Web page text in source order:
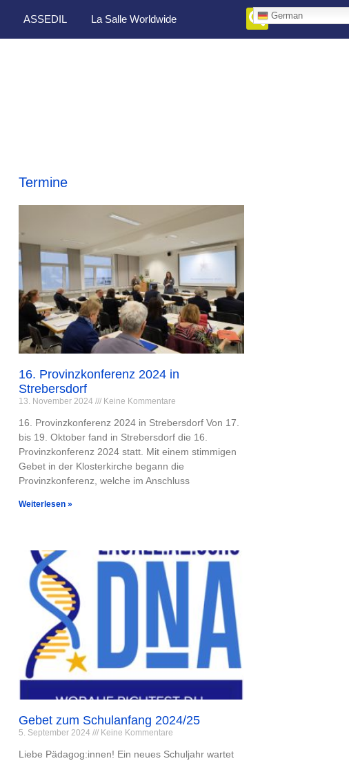
German
ASSEDIL La Salle Worldwide
Termine
16. Provinzkonferenz 2024 in
Strebersdorf
13. November 2024 Keine Kommentare
16. Provinzkonferenz 2024 in Strebersdorf Von 17.
bis 19. Oktober fand in Strebersdorf die 16.
Provinzkonferenz 2024 statt. Mit einem stimmigen
Gebet in der Klosterkirche begann die
Provinzkonferenz, welche im Anschluss
Weiterlesen »
Gebet zum Schulanfang 2024/25
5. September 2024 Keine Kommentare
Liebe Pädagog:innen! Ein neues Schuljahr wartet